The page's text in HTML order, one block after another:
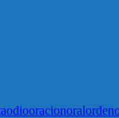
odiooracionoralorden